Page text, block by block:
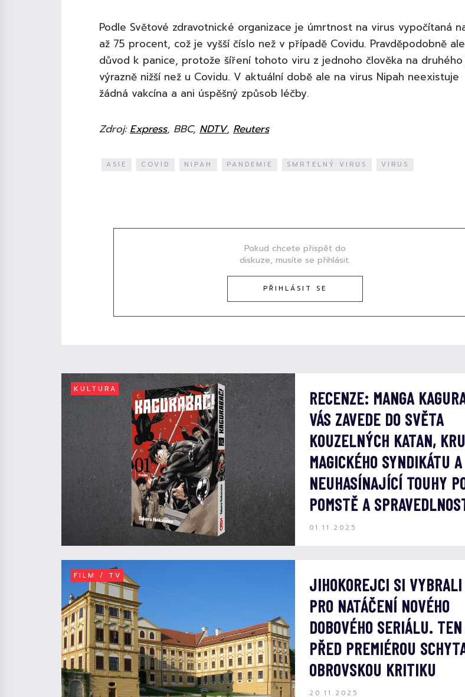
Podle Světové zdravotnické organizace je úmrtnost na virus vypočítaná
až 75 procent, což je vyšší číslo než v případě Covidu. Pravděpodobně
důvod k panice, protože šíření tohoto viru z jednoho člověka na
výrazně nižší než u Covidu. V aktuální době ale na virus Nipah neexistuje
žádná vakcína a ani úspěšný způsob léčby.
Zdroj:Express, BBC, NDTV, Reuters
ASIE COVID NIPAH PANDEMIE SMRTELNÝ VIRUS VIRUS
Pokud chcete přispět do
diskuze, musíte se přihlásit.
PŘIHLÁSIT SE
KULTURA
RECENZE: MANGA
VÁS ZAVEDE DO SVĚTA
KOUZELNÝCH KATAN,
MAGICKÉHO SYNDIKÁTU A
NEUHASÍNAJÍCÍ TOUHY
POMSTĚ A
01.11.2025
FILM / TV
JIHOKOREJCI SI VYBRALI
PRO NATÁČENÍ NOVÉHO
DOBOVÉHO SERIÁLU.
PŘED PREMIÉROU
OBROVSKOU KRITIKU
20.11.2025